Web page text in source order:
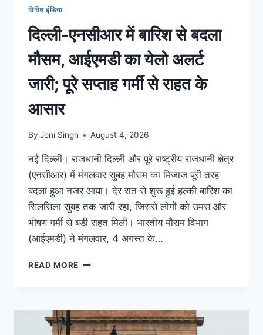
विविध इंडिया
दिल्ली-एनसीआर में बारिश से बदला
मौसम, आईएमडी का येलो अलर्ट
जारी; पूरे सप्ताह गर्मी से राहत के
आसार
By Joni Singh August 4, 2026
नई दिल्ली। राजधानी दिल्ली और पूरे राष्ट्रीय राजधानी क्षेत्र
(एनसीआर) में मंगलवार सुबह मौसम का मिजाज पूरी तरह
बदला हुआ नजर आया। देर रात से शुरू हुई हल्की बारिश का
सिलसिला सुबह तक जारी रहा, जिससे लोगों को उमस और
भीषण गर्मी से बड़ी राहत मिली। भारतीय मौसम विभाग
(आईएमडी) ने मंगलवार, 4 अगस्त के…
READ MORE